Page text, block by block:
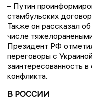
– Путин
стамбульских
Также он рассказал
числе
Президент РФ
переговоры с
заинтересованность
конфликта.
В РОССИИ